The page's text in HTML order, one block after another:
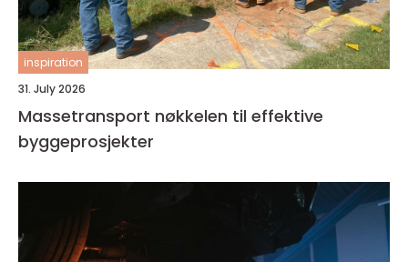
inspiration
31. July 2026
Massetransport nøkkelen til effektive
byggeprosjekter